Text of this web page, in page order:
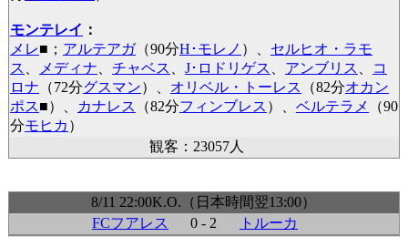
モンテレイ ：
メレ■ ； アルテアガ（90分H･モレノ ）、 セルヒオ・ラモ
ス
メディナ チャベス J･ロドリゲス アンブリス
コ
ロナ （72分グスマン）、 オリベル・トーレス （82分オカン
ポス■）、 カナレス （82分フィンブレス ）、 ベルテラメ
（90
分モヒカ ）
観客：23057人
8/11 22:00K.O.（日本時間翌13:00）
FCフアレス
0 - 2 トルーカ